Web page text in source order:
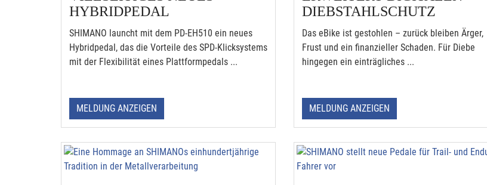
HYBRIDPEDAL
SHIMANO launcht mit dem PD-EH510 ein neues
Hybridpedal, das die Vorteile des SPD-Klicksystems
mit der Flexibilität eines Plattformpedals ...
MELDUNG ANZEIGEN
DIEBSTAHLSCHUTZ
Das eBike ist gestohlen – zurück bleiben Ärger,
Frust und ein finanzieller Schaden. Für Diebe
hingegen ein einträgliches ...
MELDUNG ANZEIGEN